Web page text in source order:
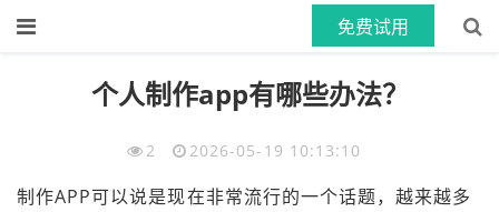
免费试用
首页
个人制作app有哪些办法？
2 2026-05-19 10:13:10
制作APP可以说是现在非常流行的一个话题，越来越多